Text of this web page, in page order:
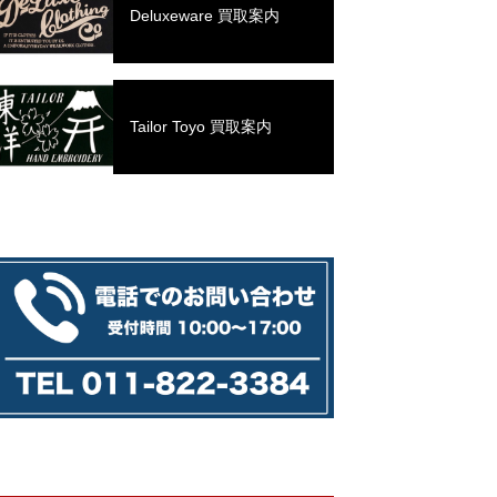
Deluxeware 買取案内
Tailor Toyo 買取案内